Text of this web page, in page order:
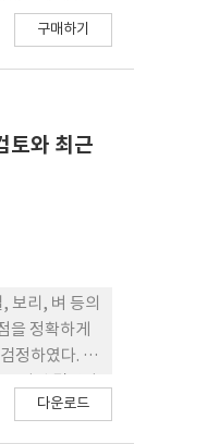
대해 검토할
구매하기
와 최근
보리, 벼 등의
을 정확하게
정하였다. 유
페로몬이
다운로드